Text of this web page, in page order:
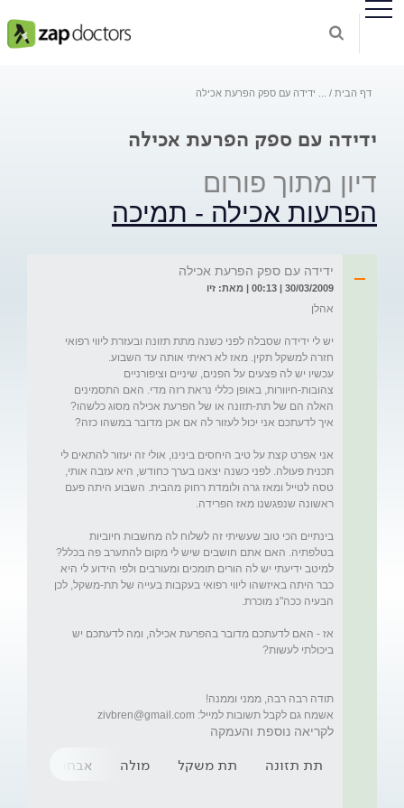
דף הבית ידידה עם ספק הפרעת אכילה
ידידה עם ספק הפרעת אכילה
דיון מתוך פורום
הפרעות אכילה - תמיכה
ידידה עם ספק הפרעת אכילה
30/03/2009 | 00:13 | מאת: זיו
יש לי ידידה שסבלה לפני כשנה מתת תזונה ובעזרת ליווי רפואי
עכשיו יש לה פצעים על הפנים, שיניים וציפורניים
צהובות-חיוורות, באופן כללי נראת רזה מדי. האם התסמינים
אני אפרט קצת על טיב היחסים בינינו, אולי זה יעזור להתאים לי
תכנית פעולה. לפני כשנה יצאנו בערך כחודש, היא עזבה אותי,
טסה לטייל ומאז גרה ולומדת רחוק מהבית. השבוע היתה פעם
בינתיים הכי טוב שעשיתי זה לשלוח לה מחשבות חיוביות
בטלפתיה. האם אתם חושבים שיש לי מקום להתערב פה בכלל?
למיטב ידיעתי יש לה הורים תומכים ומעורבים ולפי הידוע לי היא
כבר היתה באיזשהו ליווי רפואי בעקבות בעייה של תת-משקל, לכן
אז - האם לדעתכם מדובר בהפרעת אכילה, ומה לדעתכם יש
אשמח גם לקבל תשובות למייל: zivbren@gmail.com
לקריאה נוספת והעמקה
תת תזונה תת משקל מולה אבחון הפרעות